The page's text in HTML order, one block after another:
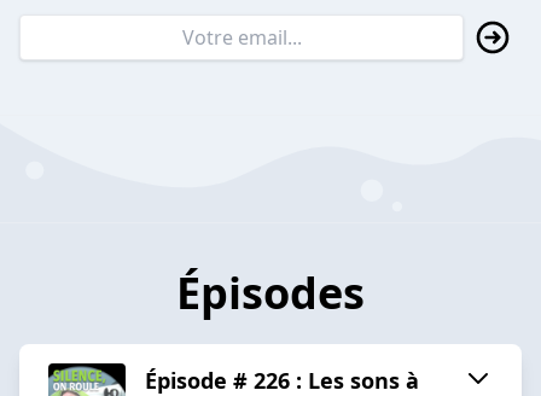
Épisodes
Épisode # 226 : Les sons à